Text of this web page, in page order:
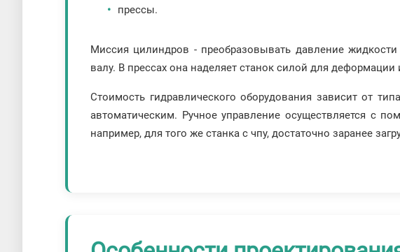
прессы.
Миссия цилиндров - преобразовывать давление
валу. В прессах она наделяет станок силой для деформации
Стоимость гидравлического оборудования зависит от
автоматическим. Ручное управление осуществляется с
например, для того же станка с чпу, достаточно заранее